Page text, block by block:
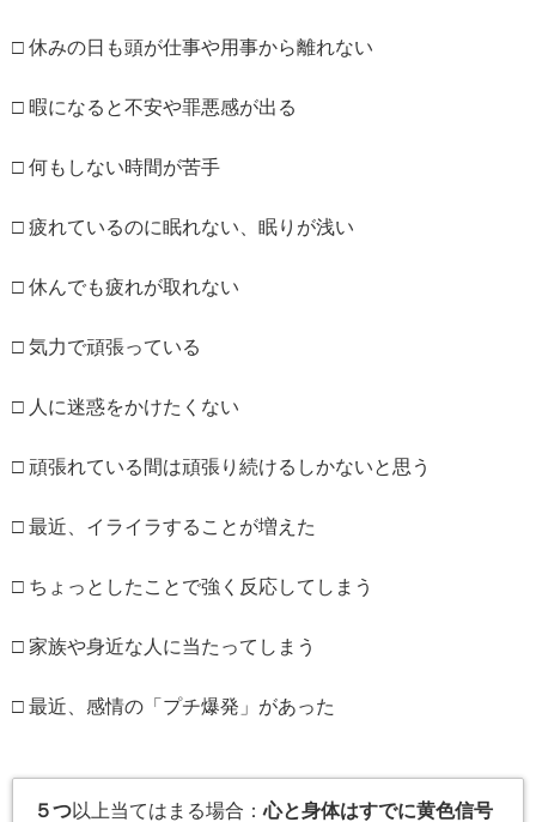
□ 休みの日も頭が仕事や用事から離れない
□ 暇になると不安や罪悪感が出る
□ 何もしない時間が苦手
□ 疲れているのに眠れない、眠りが浅い
□ 休んでも疲れが取れない
□ 気力で頑張っている
□ 人に迷惑をかけたくない
□ 頑張れている間は頑張り続けるしかないと思う
□ 最近、イライラすることが増えた
□ ちょっとしたことで強く反応してしまう
□ 家族や身近な人に当たってしまう
□ 最近、感情の「プチ爆発」があった
５つ以上当てはまる場合：心と身体はすでに黄色信号